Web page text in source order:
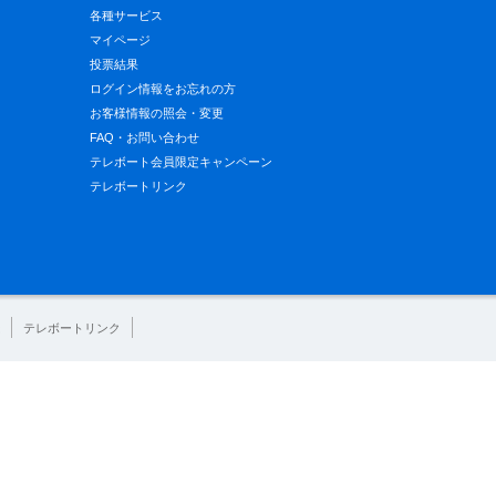
各種サービス
マイページ
投票結果
ログイン情報をお忘れの方
お客様情報の照会・変更
FAQ・お問い合わせ
テレボート会員限定キャンペーン
テレボートリンク
テレボートリンク